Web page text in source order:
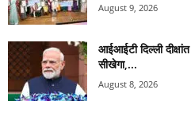
August 9, 2026
आईआईटी दिल्ली
सीखेगा,...
August 8, 2026